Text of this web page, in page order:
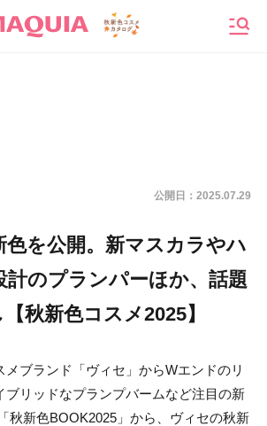
公開日： 2025.07.29
色を公開。新マスカラやハ
計のプランパーほか、話題
秋新色コスメ2025】
メブランド「ヴィセ」からWエンドのリ
ブリッドなプランプバームなど注目の新
秋新色BOOK2025」から、ヴィセの秋新